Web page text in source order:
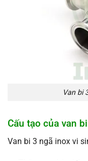
Van bi
Cấu tạo của van
Van bi 3 ngã inox vi